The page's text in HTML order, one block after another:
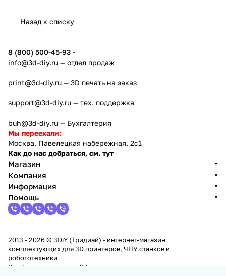
Назад к списку
8 (800) 500-45-93
info@3d-diy.ru — отдел продаж
print@3d-diy.ru — 3D печать на заказ
support@3d-diy.ru — тех. поддержка
buh@3d-diy.ru — Бухгалтерия
Мы переехали:
Москва, Павелецкая набережная, 2с1
Как до нас добраться, см. тут
Магазин
Компания
Информация
Помощь
2013 - 2026 © 3DiY (Тридиай) - интернет-магазин
комплектующих для 3D принтеров, ЧПУ станков и
робототехники
Конфиденциальность Оферта